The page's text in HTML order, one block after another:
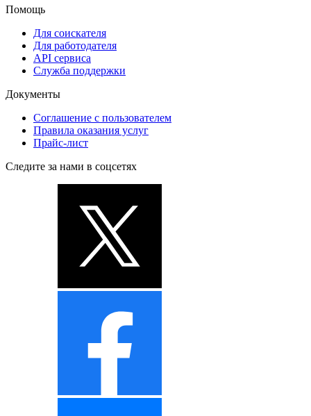
Помощь
Для соискателя
Для работодателя
API сервиса
Служба поддержки
Документы
Соглашение с пользователем
Правила оказания услуг
Прайс-лист
Следите за нами в соцсетях